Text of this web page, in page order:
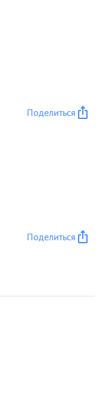
Поделиться
Поделиться